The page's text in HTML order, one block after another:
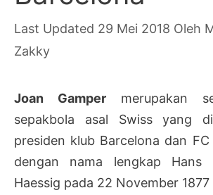
29 Mei 2018 Oleh
Zakky
Joan Gamper merupakan
sepakbola asal Swiss yang
presiden klub Barcelona dan
dengan nama lengkap Hans
Haessig pada 22 November